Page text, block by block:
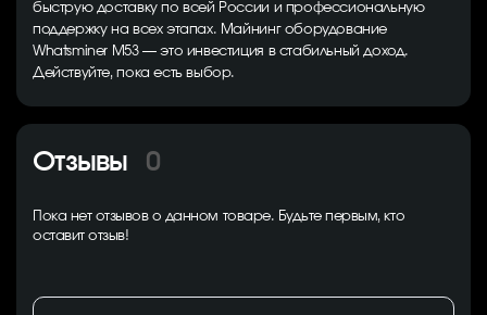
быструю доставку по всей России и профессиональную
поддержку на всех этапах. Майнинг оборудование
Whatsminer M53 — это инвестиция в стабильный доход.
Действуйте, пока есть выбор.
Отзывы 0
Пока нет отзывов о данном товаре. Будьте первым, кто
оставит отзыв!